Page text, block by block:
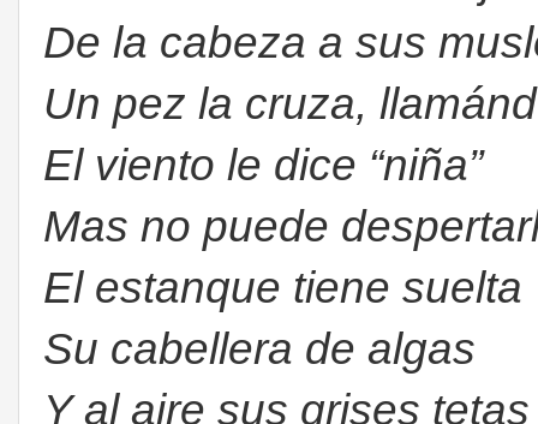
De la cabeza a sus
Un pez la cruza,
El viento le dice “niña”
Mas no puede
El estanque tiene suelta
Su cabellera de algas
Y al aire sus grises tetas